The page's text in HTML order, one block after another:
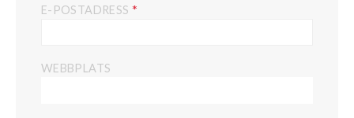
E-POSTADRESS *
WEBBPLATS